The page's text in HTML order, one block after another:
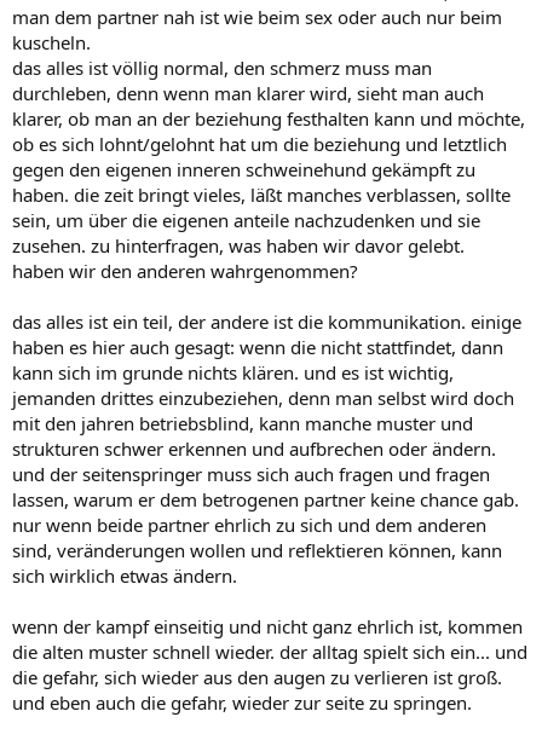
man dem partner nah ist wie beim sex oder auch nur beim
kuscheln.
das alles ist völlig normal, den schmerz muss man
durchleben, denn wenn man klarer wird, sieht man auch
klarer, ob man an der beziehung festhalten kann und möchte,
ob es sich lohnt/gelohnt hat um die beziehung und letztlich
gegen den eigenen inneren schweinehund gekämpft zu
haben. die zeit bringt vieles, läßt manches verblassen, sollte
sein, um über die eigenen anteile nachzudenken und sie
zusehen. zu hinterfragen, was haben wir davor gelebt.
haben wir den anderen wahrgenommen?
das alles ist ein teil, der andere ist die kommunikation. einige
haben es hier auch gesagt: wenn die nicht stattfindet, dann
kann sich im grunde nichts klären. und es ist wichtig,
jemanden drittes einzubeziehen, denn man selbst wird doch
mit den jahren betriebsblind, kann manche muster und
strukturen schwer erkennen und aufbrechen oder ändern.
und der seitenspringer muss sich auch fragen und fragen
lassen, warum er dem betrogenen partner keine chance gab.
nur wenn beide partner ehrlich zu sich und dem anderen
sind, veränderungen wollen und reflektieren können, kann
sich wirklich etwas ändern.
wenn der kampf einseitig und nicht ganz ehrlich ist, kommen
die alten muster schnell wieder. der alltag spielt sich ein... und
die gefahr, sich wieder aus den augen zu verlieren ist groß.
und eben auch die gefahr, wieder zur seite zu springen.